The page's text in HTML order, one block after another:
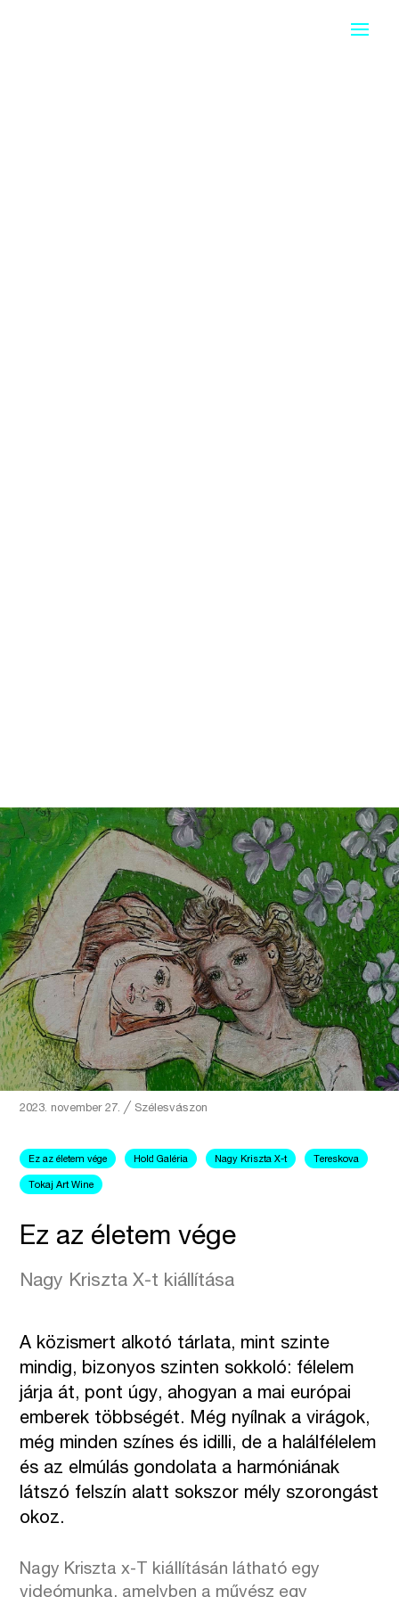
2023. november 27.╱ Szélesvászon
Ez az életem vége Hold Galéria Nagy Kriszta X-t Tereskova
Tokaj Art Wine
Ez az életem vége
Nagy Kriszta X-t kiállítása
A közismert alkotó tárlata, mint szinte
mindig, bizonyos szinten sokkoló: félelem
járja át, pont úgy, ahogyan a mai európai
emberek többségét. Még nyílnak a virágok,
még minden színes és idilli, de a halálfélelem
és az elmúlás gondolata a harmóniának
látszó felszín alatt sokszor mély szorongást
okoz.
Nagy Kriszta x-T kiállításán látható egy
videómunka, amelyben a művész egy